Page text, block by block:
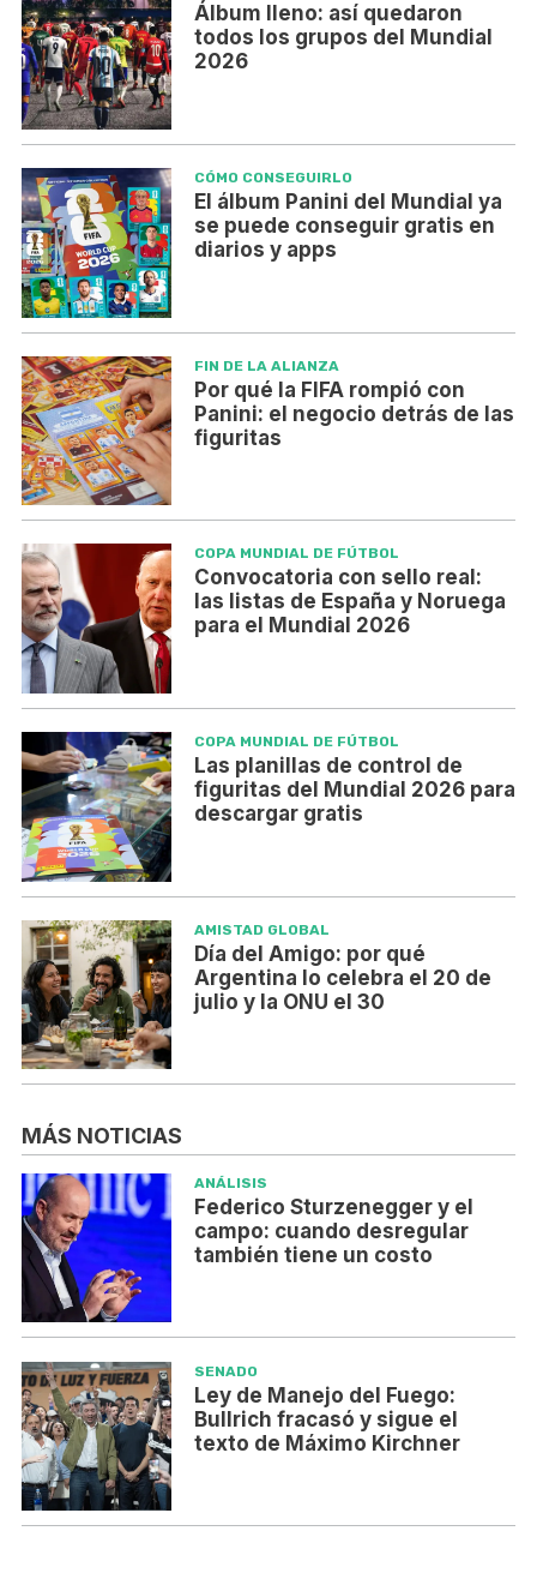
Álbum lleno: así quedaron
todos los grupos del Mundial
2026
CÓMO CONSEGUIRLO
El álbum Panini del Mundial ya
se puede conseguir gratis en
diarios y apps
FIN DE LA ALIANZA
Por qué la FIFA rompió con
Panini: el negocio detrás de las
figuritas
COPA MUNDIAL DE FÚTBOL
Convocatoria con sello real:
las listas de España y Noruega
para el Mundial 2026
COPA MUNDIAL DE FÚTBOL
Las planillas de control de
figuritas del Mundial 2026 para
descargar gratis
AMISTAD GLOBAL
Día del Amigo: por qué
Argentina lo celebra el 20 de
julio y la ONU el 30
MÁS NOTICIAS
ANÁLISIS
Federico Sturzenegger y el
campo: cuando desregular
también tiene un costo
SENADO
Ley de Manejo del Fuego:
Bullrich fracasó y sigue el
texto de Máximo Kirchner